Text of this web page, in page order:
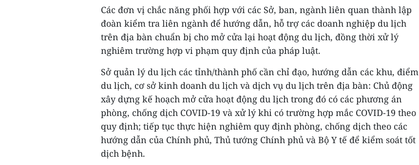
Các đơn vị chắc năng phối hợp với các Sở, ban, ngành liên quan thành lập
đoàn kiểm tra liên ngành để hướng dẫn, hỗ trợ các doanh nghiệp du lịch
trên địa bàn chuẩn bị cho mở cửa lại hoạt động du lịch, đồng thời xử lý
nghiêm trường hợp vi phạm quy định của pháp luật.
Sở quản lý du lịch các tỉnh/thành phố cần chỉ đạo, hướng dẫn các khu, điểm
du lịch, cơ sở kinh doanh du lịch và dịch vụ du lịch trên địa bàn: Chủ động
xây dựng kế hoạch mở cửa hoạt động du lịch trong đó có các phương án
phòng, chống dịch COVID-19 và xử lý khi có trường hợp mắc COVID-19 theo
quy định; tiếp tục thực hiện nghiêm quy định phòng, chống dịch theo các
hướng dẫn của Chính phủ, Thủ tướng Chính phủ và Bộ Y tế để kiểm soát tốt
dịch bệnh.